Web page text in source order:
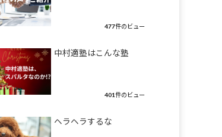
477件のビュー
中村適塾はこんな塾
401件のビュー
ヘラヘラするな